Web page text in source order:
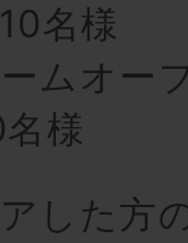
名様
ムオー
様
した方